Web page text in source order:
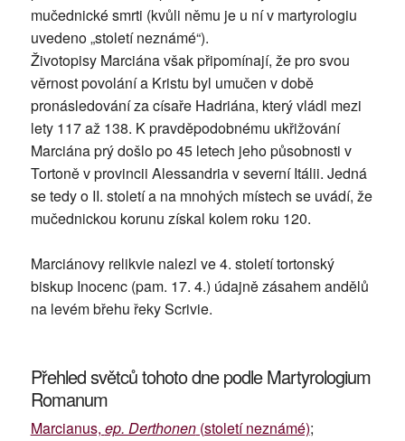
mučednické smrti (kvůli němu je u ní v martyrologiu
uvedeno „století neznámé“).
Životopisy Marciána však připomínají, že pro svou
věrnost povolání a Kristu byl umučen v době
pronásledování za císaře Hadriána, který vládl mezi
lety 117 až 138. K pravděpodobnému ukřižování
Marciána prý došlo po 45 letech jeho působnosti v
Tortoně v provincii Alessandria v severní Itálii. Jedná
se tedy o II. století a na mnohých místech se uvádí, že
mučednickou korunu získal kolem roku 120.
Marciánovy relikvie nalezl ve 4. století tortonský
biskup Inocenc (pam. 17. 4.) údajně zásahem andělů
na levém břehu řeky Scrivie.
Přehled světců tohoto dne podle Martyrologium
Romanum
Marcianus, ep. Derthonen(století neznámé);